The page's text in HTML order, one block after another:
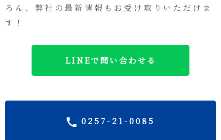
ろん、弊社の最新情報もお受け取りいただけま
す！
LINEで問い合わせる
0257-21-0085